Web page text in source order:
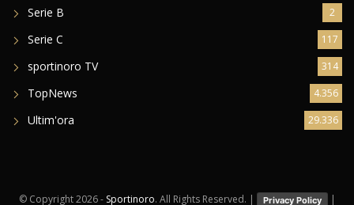
Serie B 2
Serie C 117
sportinoro TV 314
TopNews 4.356
Ultim'ora 29.336
© Copyright2026 - Sportinoro. All Rights Reserved. | Privacy Policy |